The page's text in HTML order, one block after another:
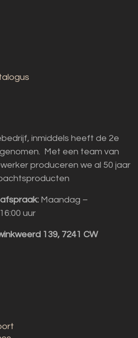
inmiddels heeft de 2e
Met een team van
produceren we al 50 jaar
Maandag –
uur
139, 7241 CW